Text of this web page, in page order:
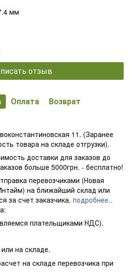
мм
отзыв
Оплата Возврат
11. (Заранее
товара на складе отгрузки).
доставки для заказов до
больше 5000грн. - бесплатно!
перевозчиками (Новая
на ближайший склад или
за счет заказчика. подробнее..
плательщиками НДС).
на складе.
на складе перевозчика при